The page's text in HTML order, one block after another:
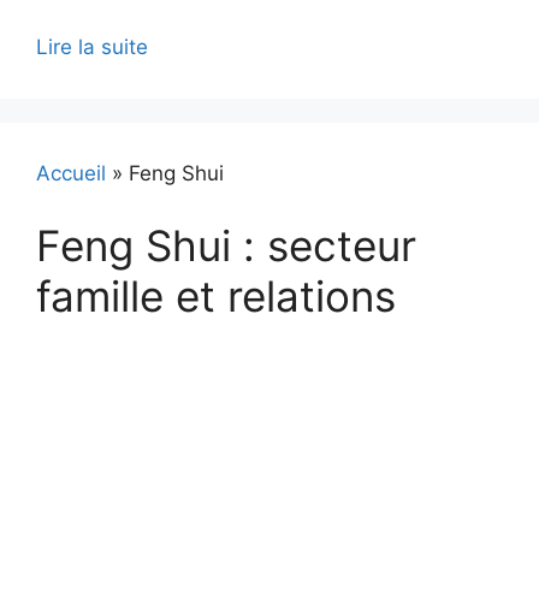
Lire la suite
Accueil » Feng Shui
Feng Shui : secteur
famille et relations